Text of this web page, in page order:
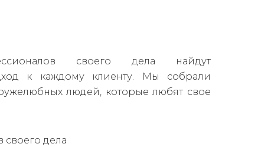
своего дела найдут
к каждому клиенту. Мы собрали
людей, которые любят свое
своего дела